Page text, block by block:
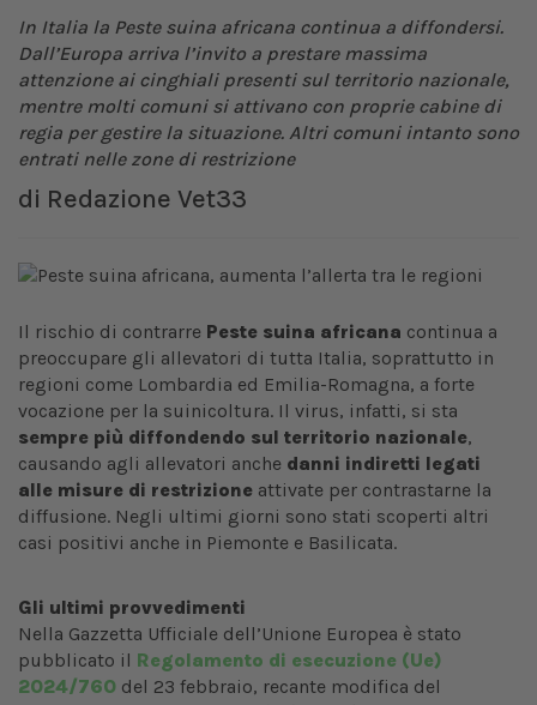
In Italia la Peste suina africana continua a diffondersi.
Dall’Europa arriva l’invito a prestare massima
attenzione ai cinghiali presenti sul territorio nazionale,
mentre molti comuni si attivano con proprie cabine di
regia per gestire la situazione. Altri comuni intanto sono
entrati nelle zone di restrizione
di Redazione Vet33
Il rischio di contrarre Peste suina africana continua a
preoccupare gli allevatori di tutta Italia, soprattutto in
regioni come Lombardia ed Emilia-Romagna, a forte
vocazione per la suinicoltura. Il virus, infatti, si sta
sempre più diffondendo sul territorio nazionale,
causando agli allevatori anche danni indiretti legati
alle misure di restrizione attivate per contrastarne la
diffusione. Negli ultimi giorni sono stati scoperti altri
casi positivi anche in Piemonte e Basilicata.
Gli ultimi provvedimenti
Nella Gazzetta Ufficiale dell’Unione Europea è stato
pubblicato il Regolamento di esecuzione (Ue)
2024/760 del 23 febbraio, recante modifica del